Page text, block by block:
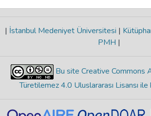
| İstanbul Medeniyet Üniversitesi |
PMH |
Bu site Creative Commons
Türetilemez 4.0 Uluslararası Lisansı ile